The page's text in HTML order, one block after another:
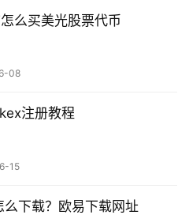
么买美光股票代币
08
注册教程
15
么下载？欧易下载网址